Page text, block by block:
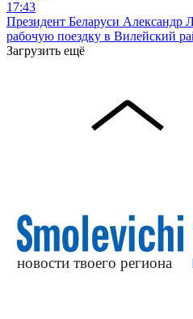
17:43
Президент Беларуси Александр
рабочую поездку в Вилейский
Загрузить ещё